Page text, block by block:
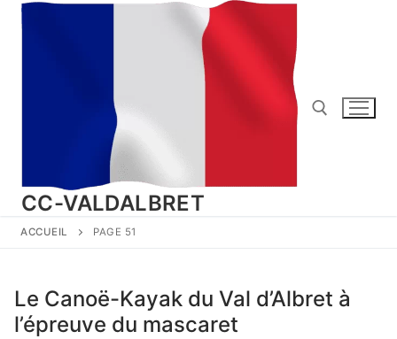
Aller
CC-VALDALBRET
ACCUEIL PAGE 51
Le Canoë-Kayak du Val d’Albret à
l’épreuve du mascaret